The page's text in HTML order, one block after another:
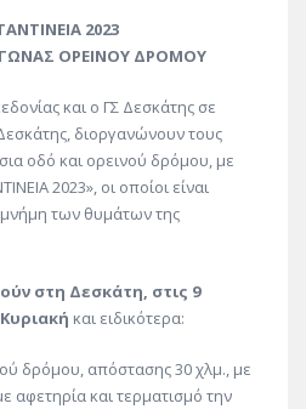
2023
ΟΡΕΙΝΟΥ ΔΡΟΜΟΥ
και ο ΓΣ Δεσκάτης σε
διοργανώνουν τους
οδό και ορεινού δρόμου, με
2023», οι οποίοι είναι
των θυμάτων της
στη Δεσκάτη, στις 9
και ειδικότερα:
δρόμου, απόστασης 30 χλμ., με
αφετηρία και τερματισμό την